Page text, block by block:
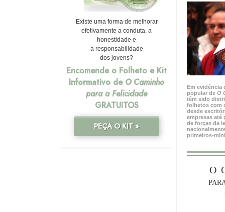
Em evidência
popular de O
têm sido
folhetos com
desde
empresas até
de forças da
O
Existe uma forma de melhorar
efetivamente a conduta, a
honestidade e
a responsabilidade
dos jovens?
Encomende o Folheto e Kit
Informativo de O Caminho
para a Felicidade
GRATUITOS
PEÇA O KIT »